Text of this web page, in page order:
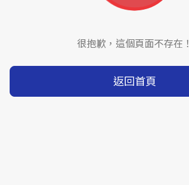
很抱歉，這個頁面不存在！
返回首頁